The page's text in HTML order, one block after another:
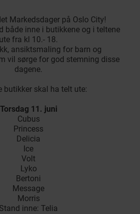
Markedsdager på Oslo City!
både inne i butikkene og i teltene
ute fra kl 10.- 18.
ansiktsmaling for barn og
vil sørge for god stemning disse
dagene.
butikker skal ha telt ute:
Torsdag 11. juni
Cubus
Princess
Delicia
Ice
Volt
Lyko
Bertoni
Message
Morris
Stand inne: Telia